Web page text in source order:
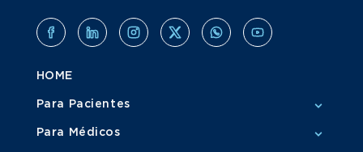
HOME
Para Pacientes
Para Médicos